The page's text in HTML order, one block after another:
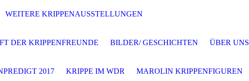
WEITERE KRIPPENAUSSTELLUNGEN
DER KRIPPENFREUNDE BILDER/ GESCHICHTEN ÜBER UNS
2017 KRIPPE IM WDR MAROLIN KRIPPENFIGUREN